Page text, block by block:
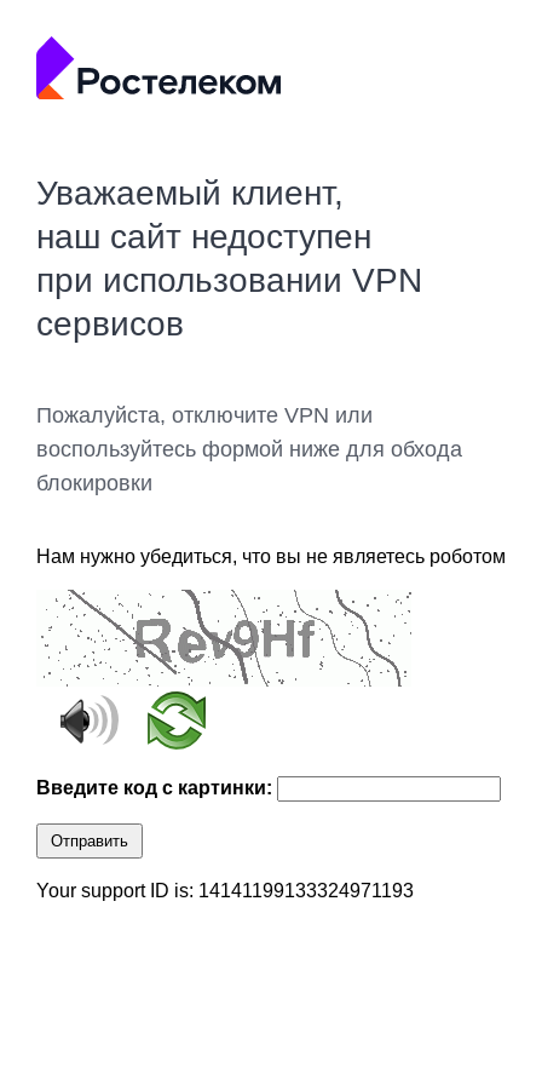
Уважаемый клиент,
наш сайт недоступен
при использовании VPN
сервисов
Пожалуйста, отключите VPN или
воспользуйтесь формой ниже для обхода
блокировки
Нам нужно убедиться, что вы не являетесь роботом
Введите код с картинки:
Отправить
Your support ID is: 14141199133324971193